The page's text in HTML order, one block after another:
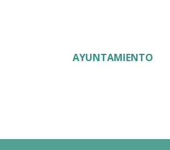
AYUNTAMIENTO